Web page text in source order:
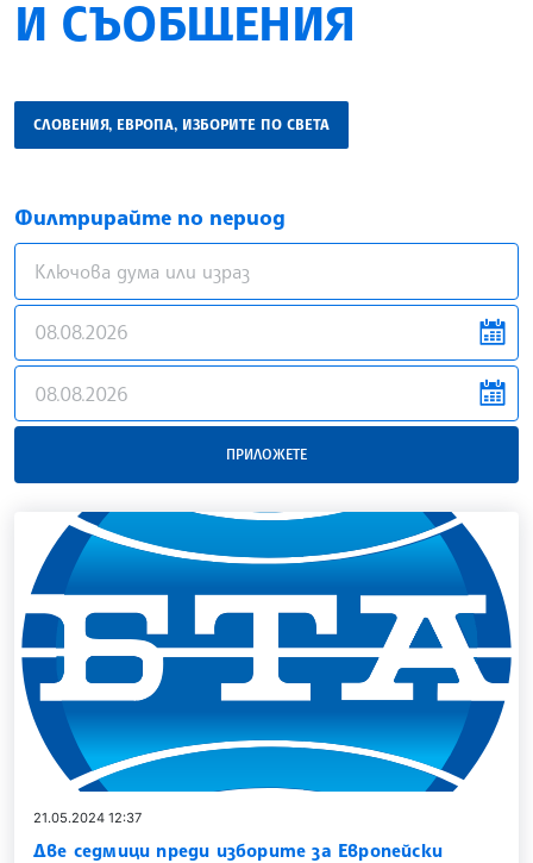
И СЪОБЩЕНИЯ
СЛОВЕНИЯ, ЕВРОПА, ИЗБОРИТЕ ПО СВЕТА
Филтрирайте по период
news.filter.from
news.filter.to
ПРИЛОЖЕТЕ
21.05.2024 12:37
Две седмици преди изборите за Европейски